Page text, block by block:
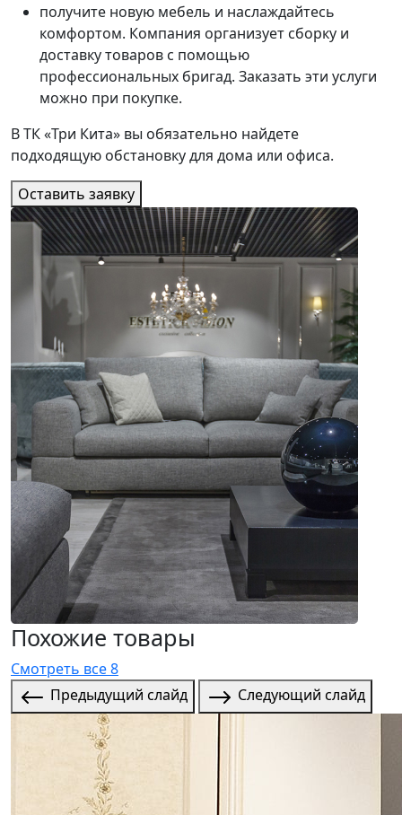
получите новую мебель и наслаждайтесь
комфортом. Компания организует сборку и
доставку товаров с помощью
профессиональных бригад. Заказать эти услуги
можно при покупке.
В ТК «Три Кита» вы обязательно найдете
подходящую обстановку для дома или офиса.
Оставить заявку
Похожие товары
Смотреть все 8
Предыдущий слайд
Следующий слайд